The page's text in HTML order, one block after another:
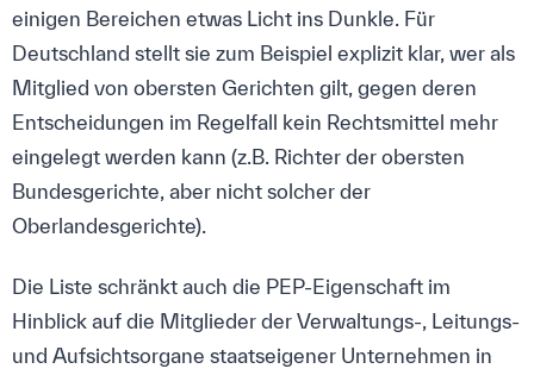
einigen Bereichen etwas Licht ins Dunkle. Für
Deutschland stellt sie zum Beispiel explizit klar, wer als
Mitglied von obersten Gerichten gilt, gegen deren
Entscheidungen im Regelfall kein Rechtsmittel mehr
eingelegt werden kann (z.B. Richter der obersten
Bundesgerichte, aber nicht solcher der
Oberlandesgerichte).
Die Liste schränkt auch die PEP-Eigenschaft im
Hinblick auf die Mitglieder der Verwaltungs-, Leitungs-
und Aufsichtsorgane staatseigener Unternehmen in